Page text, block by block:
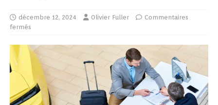
décembre 12, 2024 Olivier Fuller
Commentaires
fermés